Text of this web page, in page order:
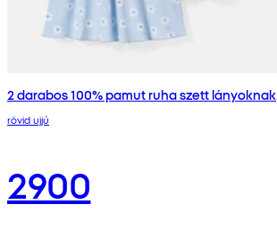
2 darabos 100% pamut ruha szett lányoknak
rövid ujjú
2900